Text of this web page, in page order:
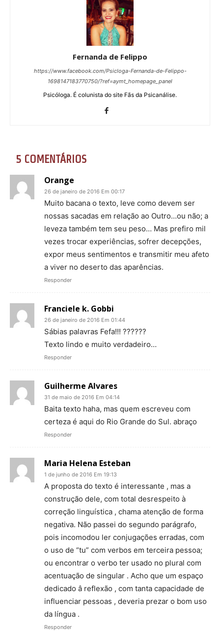
Fernanda de Felippo
https://www.facebook.com/Psicloga-Fernanda-de-Felippo-
1698147183770750/?ref=aymt_homepage_panel
Psicóloga. É colunista do site Fãs da Psicanálise.
5 COMENTÁRIOS
Orange
26 de janeiro de 2016 Em 00:17
Muito bacana o texto, leve como devem ser
nossas sacadas em relação ao Outro…ou não; a
leveza também tem seu peso… Mas prefiro mil
vezes trocar experiências, sofrer decepções,
expor meus sentimentos e transmitir meu afeto
a viver no deserto das aparências.
Responder
Franciele k. Gobbi
26 de janeiro de 2016 Em 01:44
Sábias palavras Fefa!!! ??????
Texto lindo e muito verdadeiro…
Responder
Guilherme Alvares
31 de maio de 2016 Em 04:14
Baita texto haha, mas quem escreveu com
certeza é aqui do Rio Grande do Sul. abraço
Responder
Maria Helena Esteban
1 de junho de 2016 Em 19:13
A proposta do texto é interessante , mas a
construção dele, com total desrespeito à
correção linguística , chama atenção de forma
negativa. Não passei do segundo parágrafo,
pois incomodou ler conjugações erradas, com
o uso de “tu” com verbos em terceira pessoa;
ou encontrar o verbo ter usado no plural com
acentuação de singular . Acho que um espaço
dedicado â reflexão , com tanta capacidade de
influenciar pessoas , deveria prezar o bom uso
da língua .
Responder